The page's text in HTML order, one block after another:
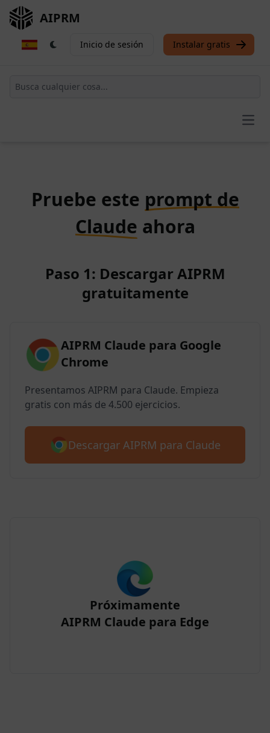
AIPRM
Inicio de sesión Instalar gratis
Pruebe este prompt de
Claude ahora
Paso 1: Descargar AIPRM
gratuitamente
AIPRM Claude para Google
Chrome
Presentamos AIPRM para Claude. Empieza
gratis con más de 4.500 ejercicios.
Descargar AIPRM para Claude
Próximamente
AIPRM Claude para Edge